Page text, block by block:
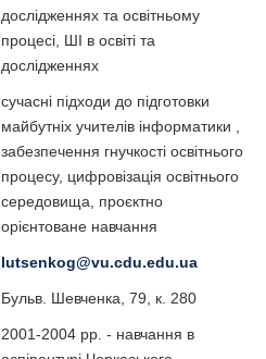
дослідженнях та освітньому
процесі, ШІ в освіті та
дослідженнях
сучасні підходи до підготовки
майбутніх учителів інформатики ,
забезпечення гнучкості освітнього
процесу, цифровізація освітнього
середовища, проєктно
орієнтоване навчання
lutsenkog@vu.cdu.edu.ua
Бульв. Шевченка, 79, к. 280
2001-2004 рр. - навчання в